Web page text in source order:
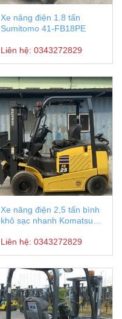
Xe nâng điện 1.8 tấn
Sumitomo 41-FB18PE
Liên hệ: 0343272829
Xe nâng điện 2,5 tấn bình
khô sạc nhanh Komatsu
Liên hệ: 0343272829